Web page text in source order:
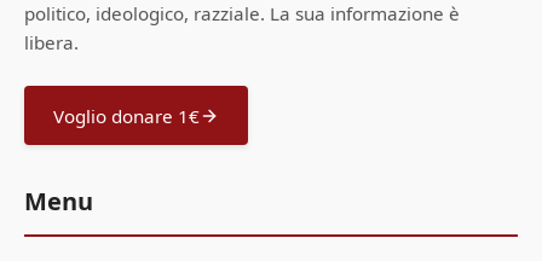
politico, ideologico, razziale. La sua informazione è
libera.
Voglio donare 1€
Menu